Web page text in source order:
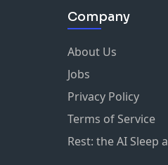
Company
About Us
Jobs
Privacy Policy
Terms of Service
Rest: the AI Sleep